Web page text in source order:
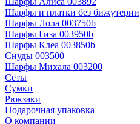
Шарфы и платки без бижутерии
Шарфы Лола 003750b
Шарфы Гиза 003950b
Шарфы Клеа 003850b
Снуды 003500
Шарфы Михала 003200
Сеты
Сумки
Рюкзаки
Подарочная упаковка
О компании